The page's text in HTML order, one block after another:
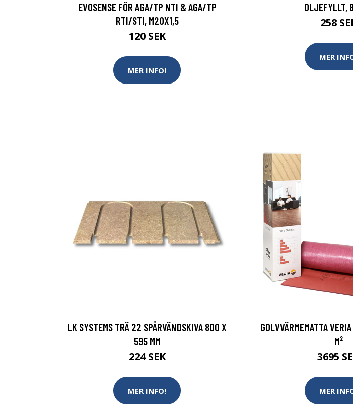
EVOSENSE FÖR AGA/TP NTI & AGA/TP
RTI/STI, M20X1,5
120 SEK
MER INFO!
OLJEFYLLT,
258
MER
LK SYSTEMS TRÄ 22 SPÅRVÄNDSKIVA 800 X
595 MM
224 SEK
MER INFO!
GOLVVÄRMEMATTA
M²
3695
MER